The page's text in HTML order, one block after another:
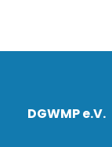
DGWMP e.V.